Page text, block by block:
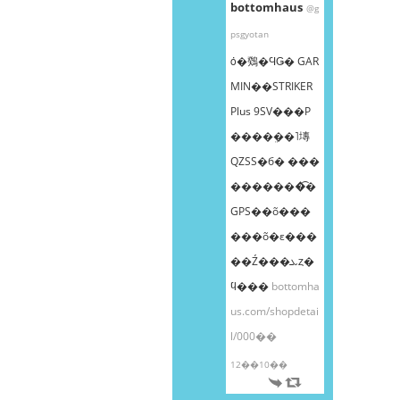
bottomhaus @g
psgyotan
ȯ�䳫�ϤǤ� GAR
MIN��STRIKER
Plus 9SV���Ρ
����ܸ��˥塼
QZSS�б� ���
�������͡�
GPS��õ���
���õ�ε���
��Ź���ܥȥ�
ϥ��� bottomha
us.com/shopdetai
l/000��
12��10��